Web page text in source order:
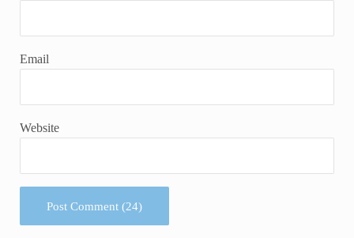
Email
Website